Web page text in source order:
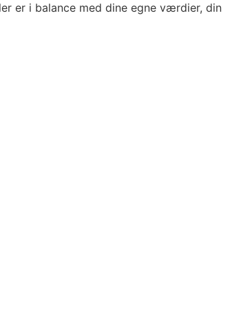
er i balance med dine egne værdier, din